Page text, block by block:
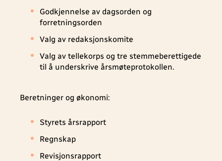
Godkjennelse av dagsorden og
forretningsorden
Valg av redaksjonskomite
Valg av tellekorps og tre stemmeberettigede
til å underskrive årsmøteprotokollen.
Beretninger og økonomi:
Styrets årsrapport
Regnskap
Revisjonsrapport